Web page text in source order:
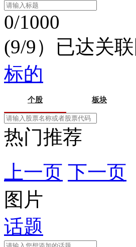
0/1000
(9/9）已达关
标的
个股 板块
热门推荐
上一页 下一页
图片
话题